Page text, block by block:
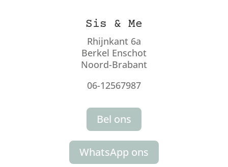
Sis & Me
Rhijnkant 6a
Berkel Enschot
Noord-Brabant
06-12567987
Bel ons
WhatsApp ons